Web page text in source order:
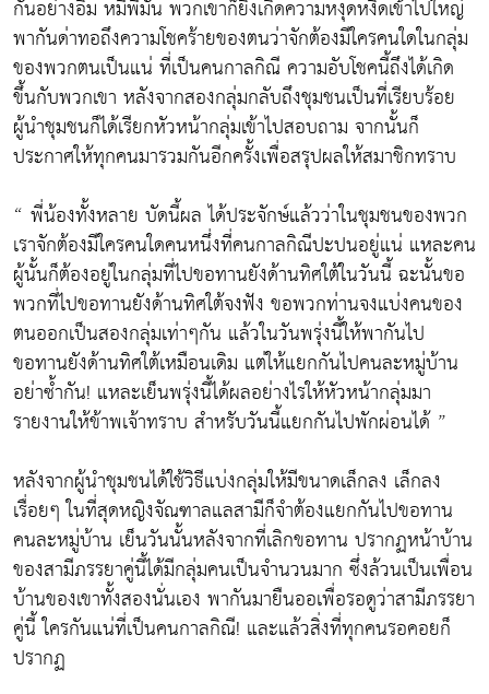
กันอย่างอิ่ม หมีพีมัน พวกเขาก็ยิ่งเกิดความหงุดหงิดเข้าไปใหญ่
พากันด่าทอถึงความโชคร้ายของตนว่าจักต้องมีใครคนใดในกลุ่ม
ของพวกตนเป็นแน่ ที่เป็นคนกาลกิณี ความอับโชคนี้ถึงได้เกิด
ขึ้นกับพวกเขา หลังจากสองกลุ่มกลับถึงชุมชนเป็นที่เรียบร้อย
ผู้นำชุมชนก็ได้เรียกหัวหน้ากลุ่มเข้าไปสอบถาม จากนั้นก็
ประกาศให้ทุกคนมารวมกันอีกครั้งเพื่อสรุปผลให้สมาชิกทราบ
“ พี่น้องทั้งหลาย บัดนี้ผล ได้ประจักษ์แล้วว่าในชุมชนของพวก
เราจักต้องมีใครคนใดคนหนึ่งที่คนกาลกิณีปะปนอยู่แน่ แหละคน
ผู้นั้นก็ต้องอยู่ในกลุ่มที่ไปขอทานยังด้านทิศใต้ในวันนี้ ฉะนั้นขอ
พวกที่ไปขอทานยังด้านทิศใต้จงฟัง ขอพวกท่านจงแบ่งคนของ
ตนออกเป็นสองกลุ่มเท่าๆกัน แล้วในวันพรุ่งนี้ให้พากันไป
ขอทานยังด้านทิศใต้เหมือนเดิม แต่ให้แยกกันไปคนละหมู่บ้าน
อย่าซ้ำกัน! แหละเย็นพรุ่งนี้ได้ผลอย่างไรให้หัวหน้ากลุ่มมา
รายงานให้ข้าพเจ้าทราบ สำหรับวันนี้แยกกันไปพักผ่อนได้ ”
หลังจากผู้นำชุมชนได้ใช้วิธีแบ่งกลุ่มให้มีขนาดเล็กลง เล็กลง
เรื่อยๆ ในที่สุดหญิงจัณฑาลแลสามีก็จำต้องแยกกันไปขอทาน
คนละหมู่บ้าน เย็นวันนั้นหลังจากที่เลิกขอทาน ปรากฏหน้าบ้าน
ของสามีภรรยาคู่นี้ได้มีกลุ่มคนเป็นจำนวนมาก ซึ่งล้วนเป็นเพื่อน
บ้านของเขาทั้งสองนั่นเอง พากันมายืนออเพื่อรอดูว่าสามีภรรยา
คู่นี้ ใครกันแน่ที่เป็นคนกาลกิณี! และแล้วสิ่งที่ทุกคนรอคอยก็
ปรากฏ